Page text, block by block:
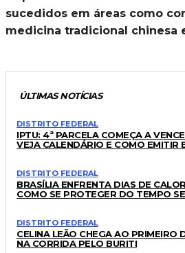
sucedidos em áreas como
medicina tradicional chinesa
ÚLTIMAS NOTÍCIAS
DISTRITO FEDERAL
IPTU: 4ª PARCELA COMEÇA A
VEJA CALENDÁRIO E COMO EMITIR
DISTRITO FEDERAL
BRASÍLIA ENFRENTA DIAS DE
COMO SE PROTEGER DO TEMPO
DISTRITO FEDERAL
CELINA LEÃO CHEGA AO PRIMEIRO
NA CORRIDA PELO BURITI